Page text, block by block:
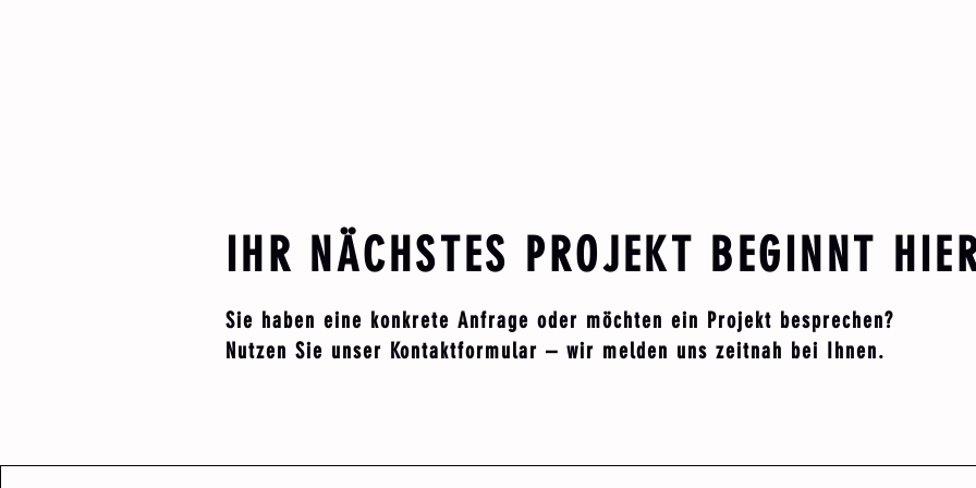
IHR NÄCHSTES PROJEKT BEGINNT
Sie haben eine konkrete Anfrage oder möchten ein Projekt besprechen?
Nutzen Sie unser Kontaktformular – wir melden uns zeitnah bei Ihnen.